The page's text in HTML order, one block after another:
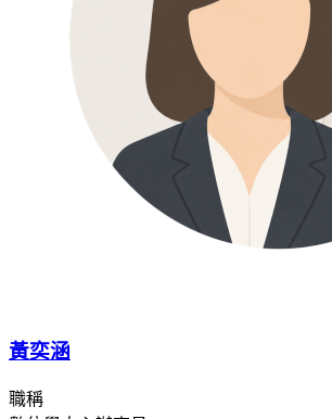
黃奕涵
職稱